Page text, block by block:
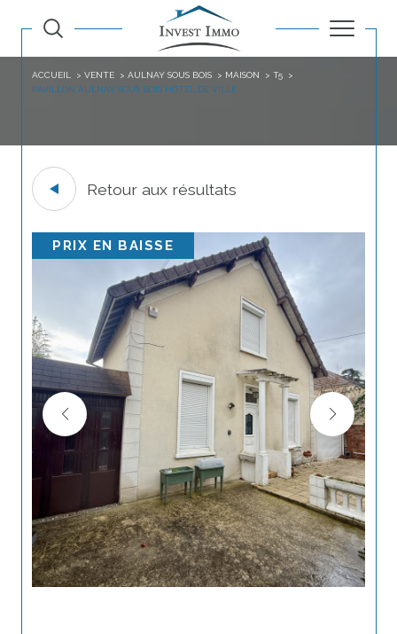
ACCUEIL VENTE AULNAY SOUS BOIS MAISON
T5
PAVILLON AULNAY SOUS BOIS HOTEL DE VILLE
Retour aux résultats
PRIX EN BAISSE